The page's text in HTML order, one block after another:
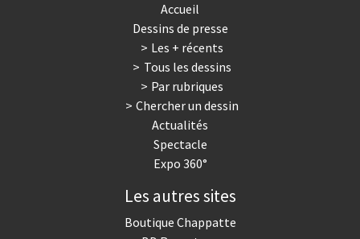
Accueil
Dessins de presse
Les + récents
Tous les dessins
Par rubriques
Chercher un dessin
Actualités
Spectacle
Expo 360°
Les autres sites
Boutique Chappatte